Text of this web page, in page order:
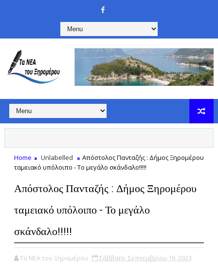
Home Unlabelled
Απόστολος Πανταζής : Δήμος Ξηρομέρου
ταμειακό υπόλοιπο - Το μεγάλο σκάνδαλο!!!!!
Απόστολος Πανταζής : Δήμος Ξηρομέρου
ταμειακό υπόλοιπο - Το μεγάλο
σκάνδαλο!!!!!
Τα ΝΕΑ του Ξηρομέρου Σάββατο, Σεπτεμβρίου 16, 2023